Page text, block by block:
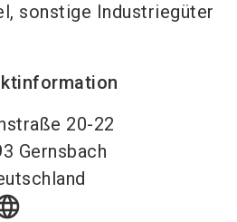
sonstige Industriegüter
20-22
Gernsbach